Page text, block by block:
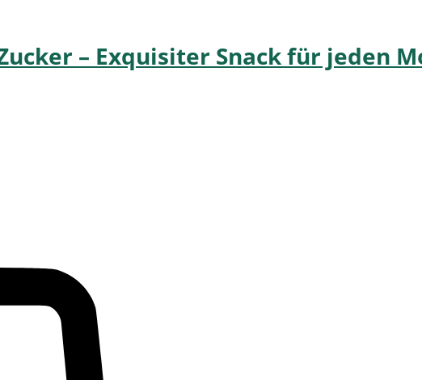
– Exquisiter Snack für jeden